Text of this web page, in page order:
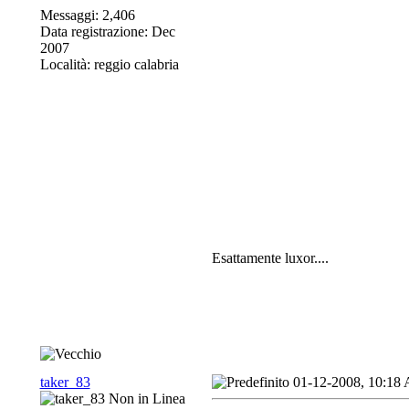
Messaggi: 2,406
Data registrazione: Dec
2007
Località: reggio calabria
Esattamente luxor....
taker_83 01-12-2008, 10:18